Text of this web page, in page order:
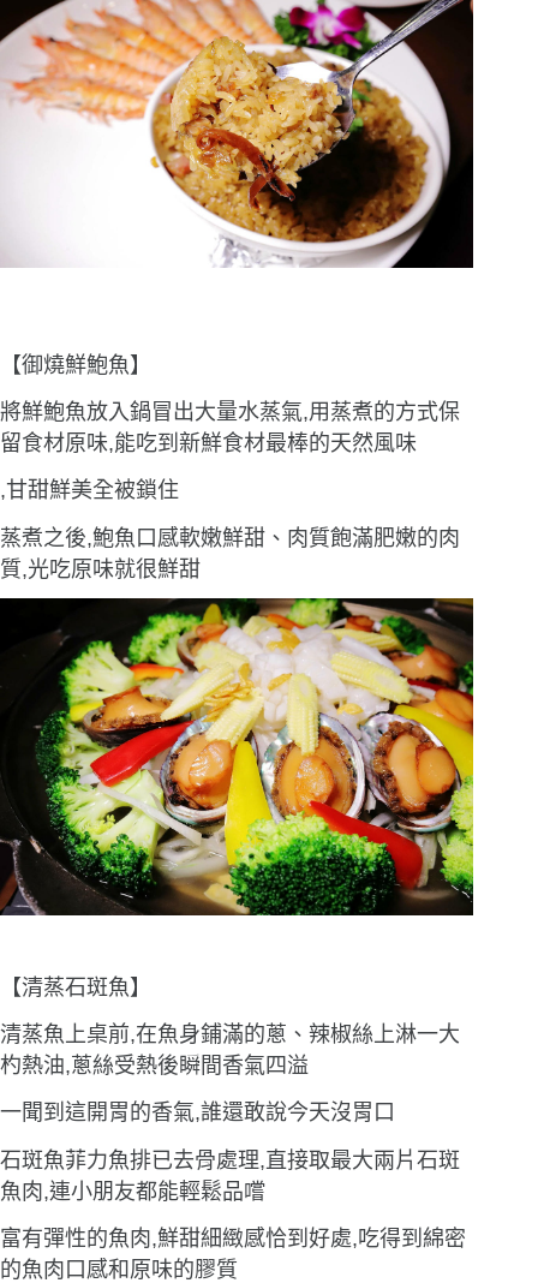
【御燒鮮鮑魚】
將鮮鮑魚放入鍋冒出大量水蒸氣,用蒸煮的方式保
留食材原味,能吃到新鮮食材最棒的天然風味
,甘甜鮮美全被鎖住
蒸煮之後,鮑魚口感軟嫩鮮甜、肉質飽滿肥嫩的肉
質,光吃原味就很鮮甜
【清蒸石斑魚】
清蒸魚上桌前,在魚身鋪滿的蔥、辣椒絲上淋一大
杓熱油,蔥絲受熱後瞬間香氣四溢
一聞到這開胃的香氣,誰還敢說今天沒胃口
石斑魚菲力魚排已去骨處理,直接取最大兩片石斑
魚肉,連小朋友都能輕鬆品嚐
富有彈性的魚肉,鮮甜細緻感恰到好處,吃得到綿密
的魚肉口感和原味的膠質